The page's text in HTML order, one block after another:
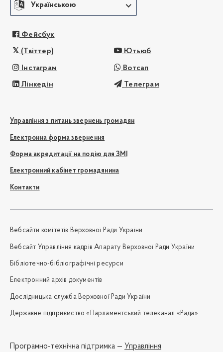
Українською
Фейсбук
(Твіттер) Ютьюб
Інстаграм Вотсап
Лінкедін Телеграм
Управління з питань звернень громадян
Електронна форма звернення
Форма акредитації на подію для ЗМІ
Електронний кабінет громадянина
Контакти
Вебсайти комітетів Верховної Ради України
Вебсайт Управління кадрів Апарату Верховної Ради України
Бібліотечно-бібліографічні ресурси
Електронний архів документів
Дослідницька служба Верховної Ради України
Державне підприємство «Парламентський телеканал «Рада»
Програмно-технічна підтримка — Управління